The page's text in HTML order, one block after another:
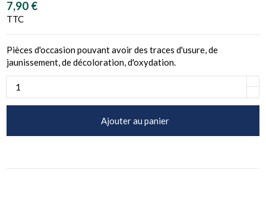
7,90 €
TTC
Pièces d'occasion pouvant avoir des traces d'usure, de
jaunissement, de décoloration, d'oxydation.
Ajouter au panier